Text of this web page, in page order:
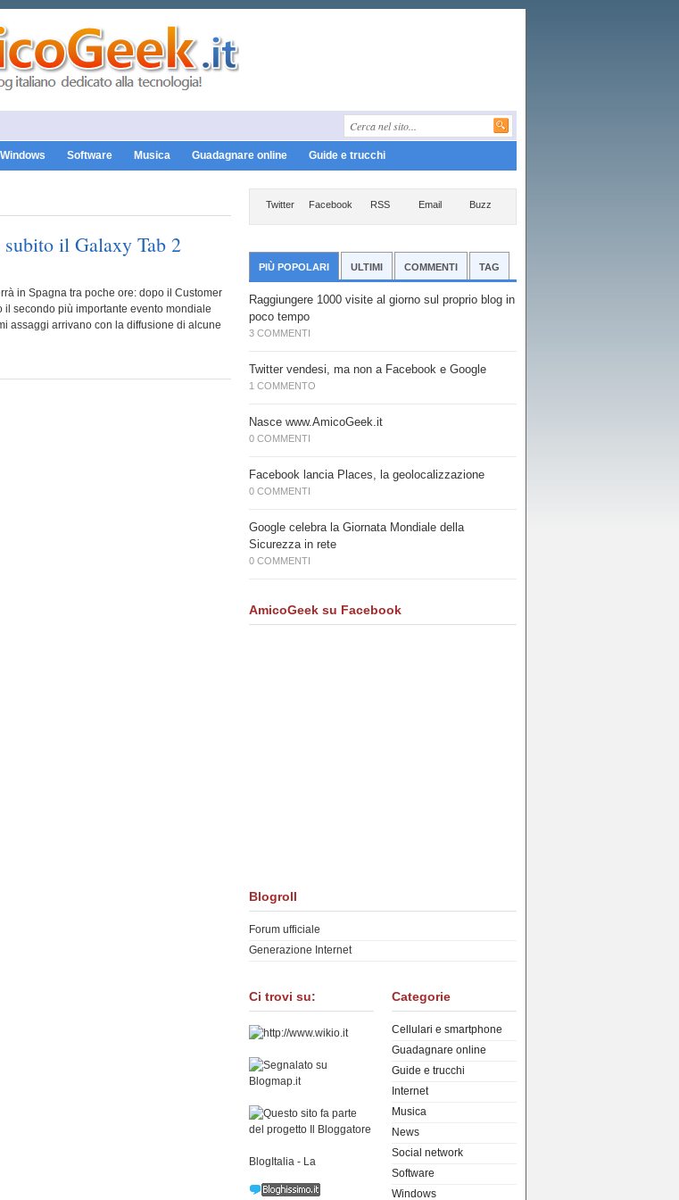
Windows Software Musica Guadagnare online Guide e trucchi
il Galaxy Tab 2
in Spagna tra poche ore: dopo il Customer
il secondo più importante evento mondiale
assaggi arrivano con la diffusione di alcune
Twitter Facebook RSS Email Buzz
PIÙ POPOLARI ULTIMI COMMENTI TAG
Raggiungere 1000 visite al giorno sul proprio blog in
poco tempo
3 COMMENTI
Twitter vendesi, ma non a Facebook e Google
1 COMMENTO
Nasce www.AmicoGeek.it
0 COMMENTI
Facebook lancia Places, la geolocalizzazione
0 COMMENTI
Google celebra la Giornata Mondiale della
Sicurezza in rete
0 COMMENTI
AmicoGeek su Facebook
Blogroll
Forum ufficiale
Generazione Internet
Ci trovi su: Categorie
Cellulari e smartphone
Guadagnare online
Guide e trucchi
Internet
Musica
News
Social network
Software
Windows